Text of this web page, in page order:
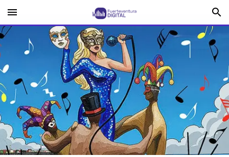
menu search